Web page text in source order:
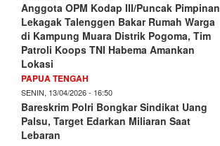
Anggota OPM Kodap III/Puncak Pimpinan
Lekagak Talenggen Bakar Rumah Warga
di Kampung Muara Distrik Pogoma, Tim
Patroli Koops TNI Habema Amankan
Lokasi
PAPUA TENGAH
SENIN, 13/04/2026 - 16:50
Bareskrim Polri Bongkar Sindikat Uang
Palsu, Target Edarkan Miliaran Saat
Lebaran